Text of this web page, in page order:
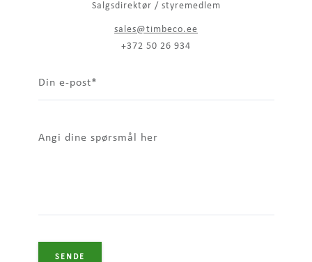
Salgsdirektør / styremedlem
sales@timbeco.ee
+372 50 26 934
Din e-post
Angi dine spørsmål her